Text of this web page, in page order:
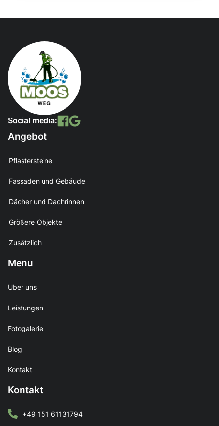
Social media:
Angebot
Pflastersteine
Fassaden und Gebäude
Dächer und Dachrinnen
Größere Objekte
Zusätzlich
Menu
Über uns
Leistungen
Fotogalerie
Blog
Kontakt
Kontakt
+49 151 61131794